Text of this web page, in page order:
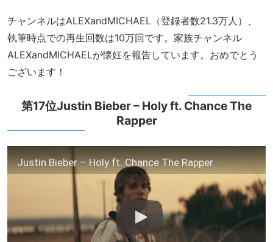
チャンネルはALEXandMICHAEL（登録者数21.3万人）、
執筆時点での再生回数は10万回です。家族チャンネル
ALEXandMICHAELが懐妊を報告しています。おめでとう
ございます！
第17位Justin Bieber – Holy ft. Chance The
Rapper
Justin Bieber – Holy ft. Chance The Rapper